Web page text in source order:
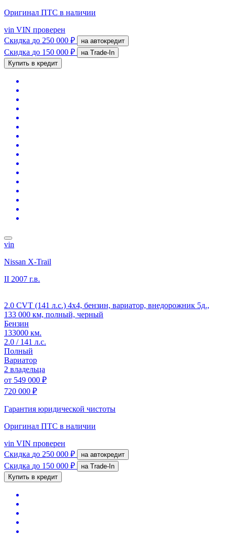
Оригинал ПТС в наличии
vin VIN проверен
Скидка до 250 000 ₽ на автокредит
Скидка до 150 000 ₽
на Trade-In
Купить в кредит
vin
Nissan X-Trail
II 2007 г.в.
2.0 CVT (141 л.с.) 4x4, бензин, вариатор, внедорожник 5д.,
133 000 км, полный, черный
Бензин
133000 км.
2.0 / 141 л.с.
Полный
Вариатор
2 владельца
от 549 000 ₽
720 000 ₽
Гарантия юридической чистоты
Оригинал ПТС в наличии
vin VIN проверен
Скидка до 250 000 ₽ на автокредит
Скидка до 150 000 ₽
на Trade-In
Купить в кредит